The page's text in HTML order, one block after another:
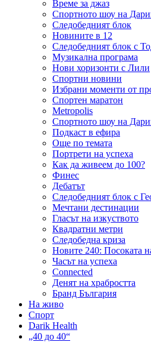
Време за джаз
Спортното шоу на
Следобедният блок
Новините в 12
Следобедният блок с
Музикална програма
Нови хоризонти с Лили
Спортни новини
Избрани моменти от
Спортен маратон
Metropolis
Спортното шоу на
Подкаст в ефира
Още по темата
Портрети на успеха
Как да живеем до 100?
Финес
Дебатът
Следобедният блок с
Мечтани дестинации
Гласът на изкуството
Квадратни метри
Следобедна криза
Новите 240: Посоката
Часът на успеха
Connected
Денят на храбростта
Бранд България
На живо
Спорт
Darik Health
„40 до 40“